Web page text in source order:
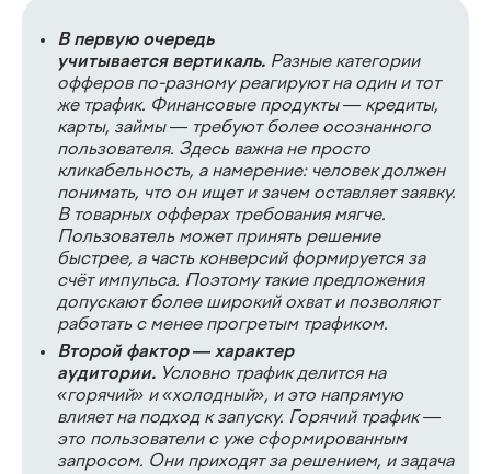
В первую очередь
учитывается вертикаль. Разные категории
офферов по-разному реагируют на один и тот
же трафик. Финансовые продукты — кредиты,
карты, займы — требуют более осознанного
пользователя. Здесь важна не просто
кликабельность, а намерение: человек должен
понимать, что он ищет и зачем оставляет заявку.
В товарных офферах требования мягче.
Пользователь может принять решение
быстрее, а часть конверсий формируется за
счёт импульса. Поэтому такие предложения
допускают более широкий охват и позволяют
работать с менее прогретым трафиком.
Второй фактор — характер
аудитории. Условно трафик делится на
«горячий» и «холодный», и это напрямую
влияет на подход к запуску. Горячий трафик —
это пользователи с уже сформированным
запросом. Они приходят за решением, и задача